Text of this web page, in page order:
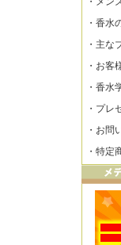
・ 香水
・ 主な
・ お客
・ 香水
・ プレ
・ お問
・ 特定